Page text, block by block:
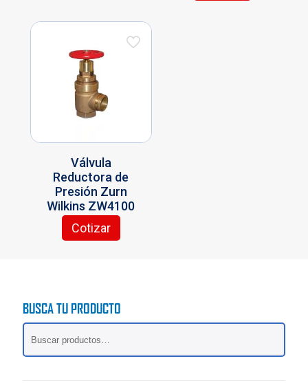
múltiples
Las
opciones
pueden
elegir
producto
Válvula
Reductora de
Presión Zurn
Wilkins ZW4100
Cotizar
BUSCA TU PRODUCTO